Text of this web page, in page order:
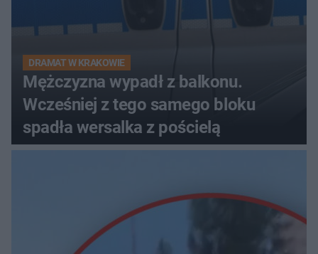
DRAMAT W KRAKOWIE
Mężczyzna wypadł z balkonu.
Wcześniej z tego samego bloku
spadła wersalka z pościelą